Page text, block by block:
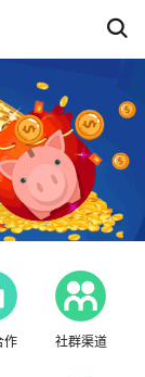
作 社群渠道